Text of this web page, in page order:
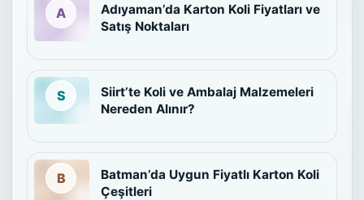
Adıyaman’da Karton Koli Fiyatları ve
Satış Noktaları
Siirt’te Koli ve Ambalaj Malzemeleri
Nereden Alınır?
Batman’da Uygun Fiyatlı Karton Koli
Çeşitleri